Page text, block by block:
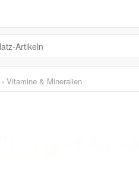
› Vitamine & Mineralien